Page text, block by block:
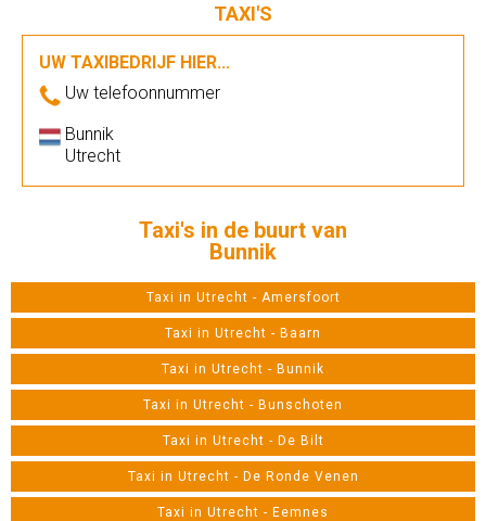
TAXI'S
UW TAXIBEDRIJF HIER...
Uw telefoonnummer
Bunnik
Utrecht
Taxi's in de buurt van
Bunnik
Taxi in Utrecht - Amersfoort
Taxi in Utrecht - Baarn
Taxi in Utrecht - Bunnik
Taxi in Utrecht - Bunschoten
Taxi in Utrecht - De Bilt
Taxi in Utrecht - De Ronde Venen
Taxi in Utrecht - Eemnes